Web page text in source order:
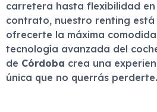
carretera hasta flexibilidad
contrato, nuestro renting
ofrecerte la máxima
tecnología avanzada del
de Córdoba crea una
única que no querrás perderte.